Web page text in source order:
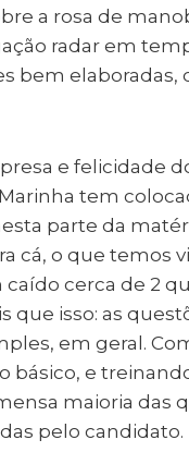
a rosa de
radar em
bem elaboradas,
e felicidade
tem
parte da
cá, o que temos
cerca de 2
que isso: as
em geral.
básico, e
maioria das
pelo candidato.